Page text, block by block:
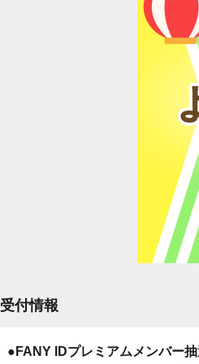
受付情報
●FANY IDプレミアムメンバー